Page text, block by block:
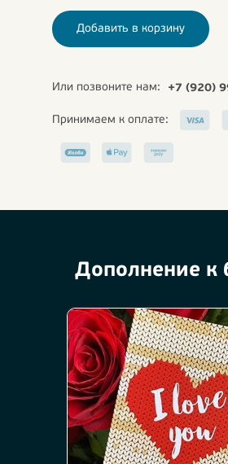
Добавить в корзину
Или позвоните нам: +7 (920)
Принимаем к оплате:
Дополнение к